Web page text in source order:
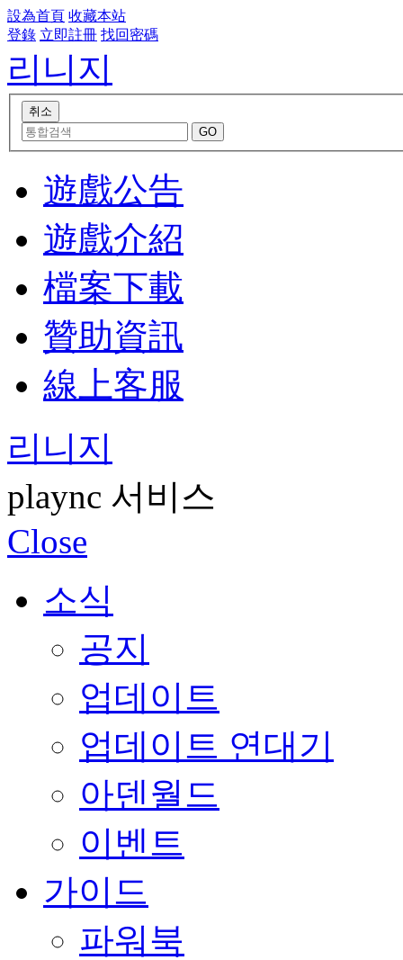
設為首頁 收藏本站
登錄 立即註冊 找回密碼
리니지
遊戲公告
遊戲介紹
檔案下載
贊助資訊
線上客服
리니지
plaync 서비스
Close
소식
공지
업데이트
업데이트 연대기
아덴월드
이벤트
가이드
파워북